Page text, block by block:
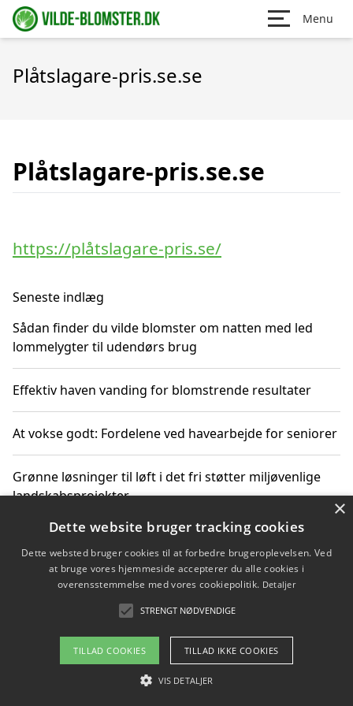
Menu
Plåtslagare-pris.se.se
Plåtslagare-pris.se.se
https://plåtslagare-pris.se/
Seneste indlæg
Sådan finder du vilde blomster om natten med led
lommelygter til udendørs brug
Effektiv haven vanding for blomstrende resultater
At vokse godt: Fordelene ved havearbejde for seniorer
Grønne løsninger til løft i det fri støtter miljøvenlige
landskabsprojekter
Gør haven til et frirum for familien og naturen
Copyright 2026 - Pilanto Aps
Om / kontakt
Blog Betingelser
×
Dette website bruger tracking cookies
Dette websted bruger cookies til at forbedre brugeroplevelsen. Ved
at bruge vores hjemmeside accepterer du alle cookies i
overensstemmelse med vores cookiepolitik. Detaljer
STRENGT NØDVENDIGE
TILLAD COOKIES TILLAD IKKE COOKIES
VIS DETALJER